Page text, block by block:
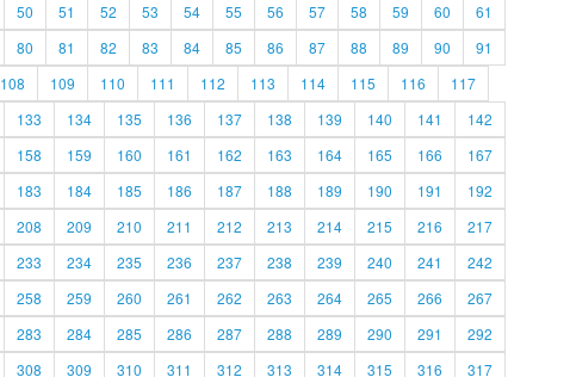
50 51 52 53 54 55 56 57 58 59 60
61
80 81 82 83 84 85 86 87 88 89 90
91
108 109 110 111 112 113 114 115 116
117
133 134 135 136 137 138 139 140 141
142
158 159 160 161 162 163 164 165 166
167
183 184 185 186 187 188 189 190 191
192
208 209 210 211 212 213 214 215 216
217
233 234 235 236 237 238 239 240 241
242
258 259 260 261 262 263 264 265 266
267
283 284 285 286 287 288 289 290 291
292
308 309 310 311 312 313 314 315 316 317